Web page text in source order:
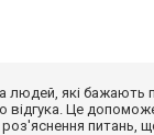
людей, які
відгука. Це
питань,